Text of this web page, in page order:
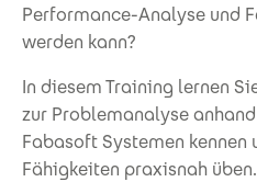
Performance-Analyse und
werden kann?
In diesem Training lernen
zur Problemanalyse
Fabasoft Systemen kennen
Fähigkeiten praxisnah üben.